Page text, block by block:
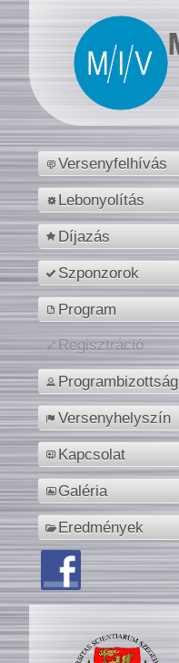
Versenyfelhívás
Lebonyolítás
Díjazás
Szponzorok
Program
Regisztráció
Programbizottság
Versenyhelyszín
Kapcsolat
Galéria
Eredmények